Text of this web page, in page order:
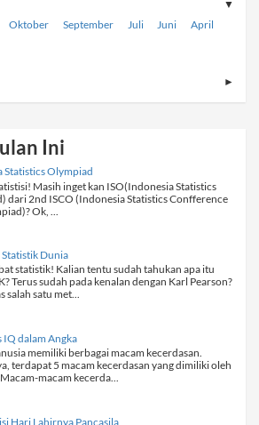
▼
Oktober September Juli Juni April
►
Ini
Statistics Olympiad
Masih inget kan ISO(Indonesia Statistics
dari 2nd ISCO (Indonesia Statistics Confference
Ok, ...
Dunia
statistik! Kalian tentu sudah tahukan apa itu
Terus sudah pada kenalan dengan Karl Pearson?
salah satu met...
dalam Angka
memiliki berbagai macam kecerdasan.
terdapat 5 macam kecerdasan yang dimiliki oleh
macam kecerda...
Hari Lahirnya Pancasila